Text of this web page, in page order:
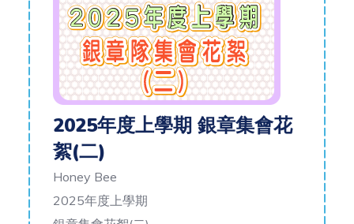
2025年度上學期 銀章集會花
絮(二)
Honey Bee
2025年度上學期